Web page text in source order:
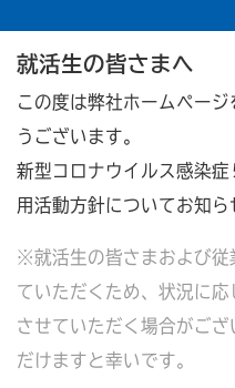
就活生の皆さまへ
この度は弊社ホームペー
うございます。
新型コロナウイルス感染
用活動方針についてお知ら
※就活生の皆さまおよび従
ていただくため、状況に
させていただく場合がご
だけますと幸いです。